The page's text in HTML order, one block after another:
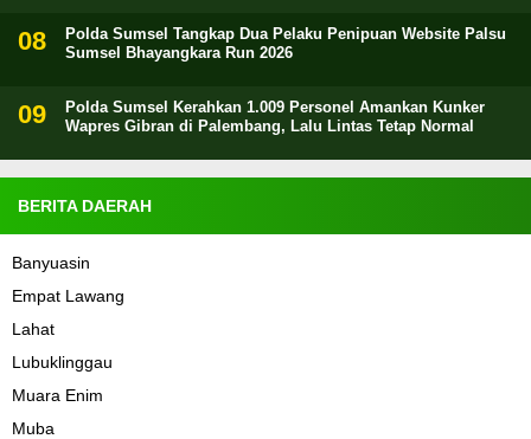
Polda Sumsel Tangkap Dua Pelaku Penipuan Website Palsu
Sumsel Bhayangkara Run 2026
Polda Sumsel Kerahkan 1.009 Personel Amankan Kunker
Wapres Gibran di Palembang, Lalu Lintas Tetap Normal
BERITA DAERAH
Banyuasin
Empat Lawang
Lahat
Lubuklinggau
Muara Enim
Muba